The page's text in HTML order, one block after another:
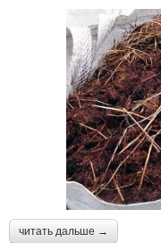
читать дальше →